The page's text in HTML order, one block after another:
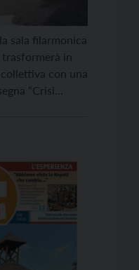
sala filarmonica
trasformerà in
con una
“Crisi